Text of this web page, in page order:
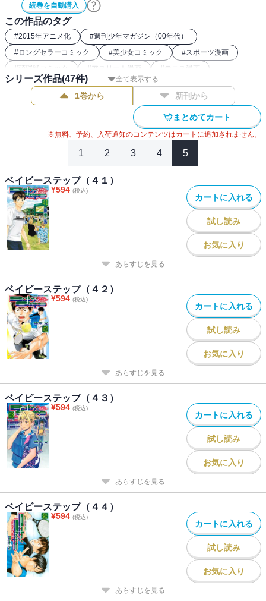
続巻を自動購入
この作品のタグ
#2015年アニメ化 #週刊少年マガジン（00年代）
#ロングセラーコミック #美少女コミック #スポーツ漫画
# 頭脳戦コミック # アスリート漫画 # テニス漫画
#講談社漫画賞
全て表示する
シリーズ作品(47件)
1巻から 新刊から
まとめてカート
※無料、予約、入荷通知のコンテンツはカートに追加されません。
1 2 3 4 5
ベイビーステップ（４１）
¥594 (税込)
カートに入れる
試し読み
お気に入り
あらすじを見る
ベイビーステップ（４２）
¥594 (税込)
カートに入れる
試し読み
お気に入り
あらすじを見る
ベイビーステップ（４３）
¥594 (税込)
カートに入れる
試し読み
お気に入り
あらすじを見る
ベイビーステップ（４４）
¥594 (税込)
カートに入れる
試し読み
お気に入り
あらすじを見る